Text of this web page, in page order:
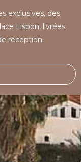
exclusives, des
Lisbon, livrées
réception.